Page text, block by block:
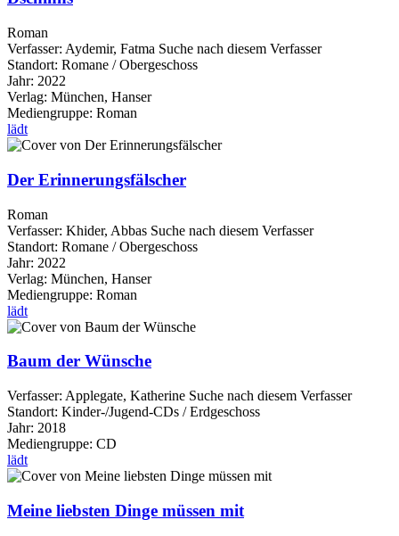
Roman
Verfasser: Aydemir, Fatma Suche nach diesem Verfasser
Standort: Romane / Obergeschoss
Jahr: 2022
Verlag: München, Hanser
Mediengruppe: Roman
lädt
Der Erinnerungsfälscher
Roman
Verfasser: Khider, Abbas Suche nach diesem Verfasser
Standort: Romane / Obergeschoss
Jahr: 2022
Verlag: München, Hanser
Mediengruppe: Roman
lädt
Baum der Wünsche
Verfasser: Applegate, Katherine Suche nach diesem Verfasser
Standort: Kinder-/Jugend-CDs / Erdgeschoss
Jahr: 2018
Mediengruppe: CD
lädt
Meine liebsten Dinge müssen mit